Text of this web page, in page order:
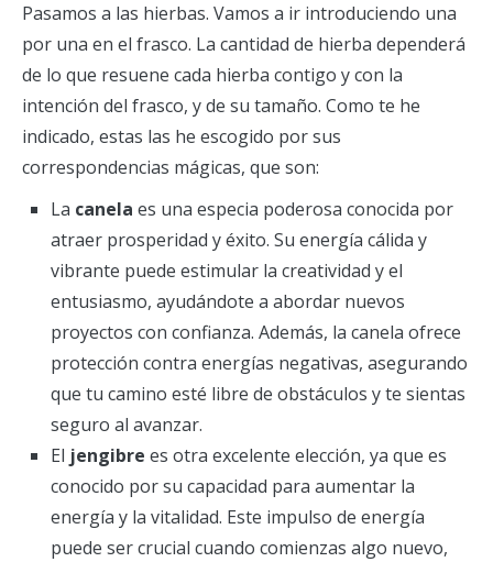
Pasamos a las hierbas. Vamos a ir introduciendo una
por una en el frasco. La cantidad de hierba dependerá
de lo que resuene cada hierba contigo y con la
intención del frasco, y de su tamaño. Como te he
indicado, estas las he escogido por sus
correspondencias mágicas, que son:
La canela es una especia poderosa conocida por
atraer prosperidad y éxito. Su energía cálida y
vibrante puede estimular la creatividad y el
entusiasmo, ayudándote a abordar nuevos
proyectos con confianza. Además, la canela ofrece
protección contra energías negativas, asegurando
que tu camino esté libre de obstáculos y te sientas
seguro al avanzar.
El jengibre es otra excelente elección, ya que es
conocido por su capacidad para aumentar la
energía y la vitalidad. Este impulso de energía
puede ser crucial cuando comienzas algo nuevo,